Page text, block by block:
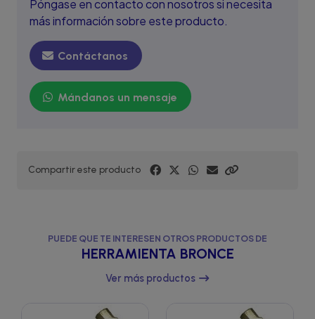
Póngase en contacto con nosotros si necesita
más información sobre este producto.
Contáctanos
Mándanos un mensaje
Compartir este producto
PUEDE QUE TE INTERESEN OTROS PRODUCTOS DE
HERRAMIENTA BRONCE
Ver más productos